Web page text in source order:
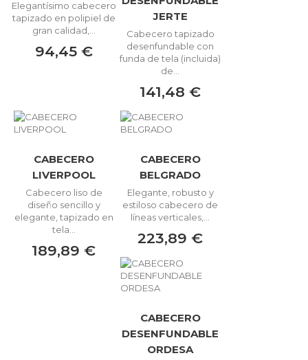
Elegantísimo cabecero
tapizado en polipiel de
gran calidad,...
94,45 €
JERTE
Cabecero tapizado
desenfundable con
funda de tela (incluida)
de...
141,48 €
CABECERO
LIVERPOOL
Cabecero liso de
diseño sencillo y
elegante, tapizado en
tela...
189,89 €
CABECERO
BELGRADO
Elegante, robusto y
estiloso cabecero de
líneas verticales,...
223,89 €
CABECERO
DESENFUNDABLE
ORDESA